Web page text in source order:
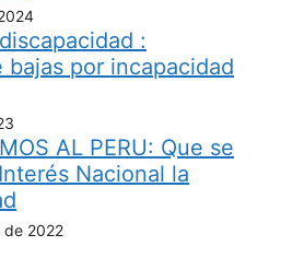
:
bajas por incapacidad
AL PERU: Que se
Nacional la
de 2022